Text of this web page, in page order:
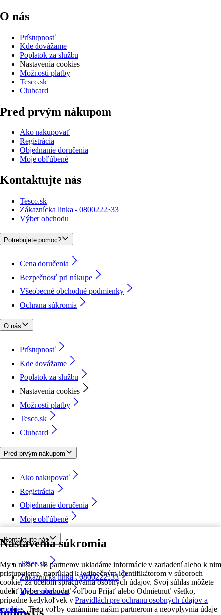
Nastavenia súkromia
My a našich 18 partnerov ukladáme informácie v zariadení alebo k nim
pristupujeme, napríklad k jedinečným identifikátorom v súboroch
cookie, za účelom spracúvania osobných údajov. Svoj súhlas môžete
udeliť alebo spravovať voľbou Prijať alebo Odmietnuť všetko,
prípadne kedykoľvek v Pravidlách pre ochranu osobných údajov a
cookies. Tieto voľby oznámime našim partnerom a neovplyvnia údaje
O nás
Prístupnosť
Kde dovážame
Poplatok za službu
Nastavenia cookies
Možnosti platby
Tesco.sk
Clubcard
Pred prvým nákupom
Ako nakupovať
Registrácia
Objednanie doručenia
Moje obľúbené
Kontaktujte nás
Tesco.sk
Zákaznícka linka - 0800222333
Výber obchodu
Potrebujete pomoc?
Cena doručenia
Bezpečnosť pri nákupe
Všeobecné obchodné podmienky
Ochrana súkromia
O nás
Prístupnosť
Kde dovážame
Poplatok za službu
Nastavenia cookies
Možnosti platby
Tesco.sk
Clubcard
Pred prvým nákupom
Ako nakupovať
Registrácia
Objednanie doručenia
Moje obľúbené
Kontaktujte nás
Tesco.sk
Zákaznícka linka - 0800222333
Výber obchodu
followUs